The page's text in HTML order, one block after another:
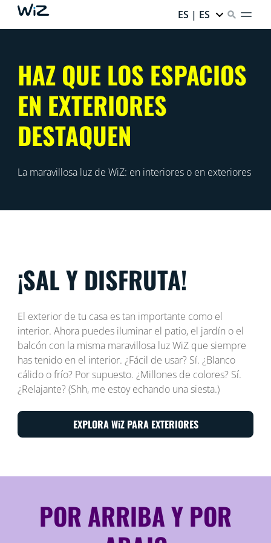
ES | ES
HAZ QUE LOS ESPACIOS
EN EXTERIORES
DESTAQUEN
La maravillosa luz de WiZ: en interiores o en exteriores
¡SAL Y DISFRUTA!
El exterior de tu casa es tan importante como el
interior. Ahora puedes iluminar el patio, el jardín o el
balcón con la misma maravillosa luz WiZ que siempre
has tenido en el interior. ¿Fácil de usar? Sí. ¿Blanco
cálido o frío? Por supuesto. ¿Millones de colores? Sí.
¿Relajante? (Shh, me estoy echando una siesta.)
EXPLORA WiZ PARA EXTERIORES
POR ARRIBA Y POR